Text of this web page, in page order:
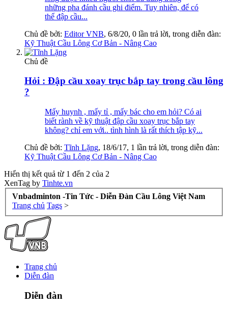
những pha đánh cầu ghi điểm. Tuy nhiên, để có
thể đập cầu...
Chủ đề bởi: Editor VNB, 6/8/20, 0 lần trả lời, trong diễn đàn:
Kỹ Thuật Cầu Lông Cơ Bản - Nâng Cao
Chủ đề
Hỏi : Đập cầu xoay trục bắp tay trong cầu lông
?
Mấy huynh , mấy tỉ , mấy bác cho em hỏi? Có ai
biết rành về kỹ thuật đập cầu xoay trục bắp tay
không? chỉ em với.. tình hình là rất thích tập kỹ...
Chủ đề bởi: Tĩnh Lặng, 18/6/17, 1 lần trả lời, trong diễn đàn:
Kỹ Thuật Cầu Lông Cơ Bản - Nâng Cao
Hiển thị kết quả từ 1 đến 2 của 2
XenTag by Tinhte.vn
Vnbadminton -Tin Tức - Diễn Đàn Cầu Lông Việt Nam
Trang chủ Tags >
Trang chủ
Diễn đàn
Diễn đàn